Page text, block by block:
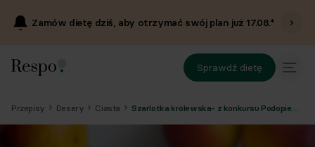
Zamów dietę dziś, aby otrzymać swój plan już17.08.*
Sprawdź dietę
Przepisy Desery Ciasta